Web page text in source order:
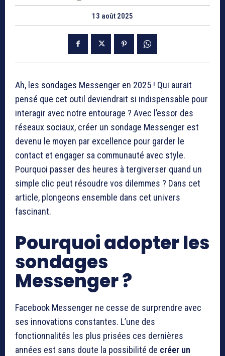
13 août 2025
Ah, les sondages Messenger en 2025 ! Qui aurait
pensé que cet outil deviendrait si indispensable pour
interagir avec notre entourage ? Avec l’essor des
réseaux sociaux, créer un sondage Messenger est
devenu le moyen par excellence pour garder le
contact et engager sa communauté avec style.
Pourquoi passer des heures à tergiverser quand un
simple clic peut résoudre vos dilemmes ? Dans cet
article, plongeons ensemble dans cet univers
fascinant.
Pourquoi adopter les
sondages
Messenger ?
Facebook Messenger ne cesse de surprendre avec
ses innovations constantes. L’une des
fonctionnalités les plus prisées ces dernières
années est sans doute la possibilité de créer un